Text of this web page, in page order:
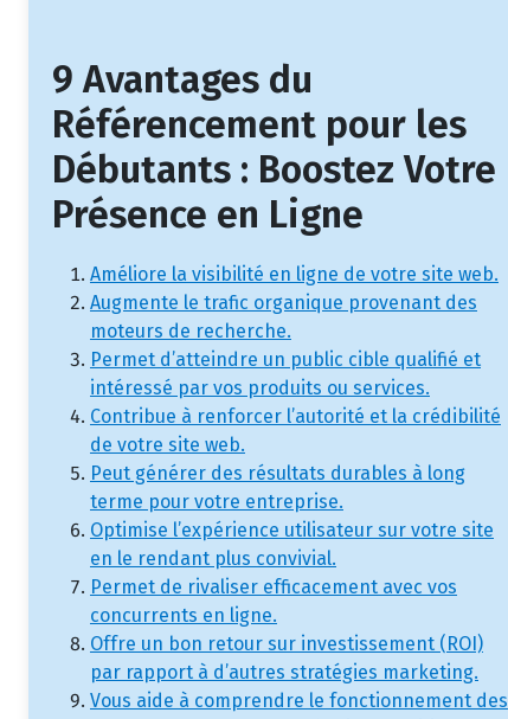
9 Avantages du
Référencement pour les
Débutants : Boostez Votre
Présence en Ligne
Améliore la visibilité en ligne de votre site web.
Augmente le trafic organique provenant des
moteurs de recherche.
Permet d’atteindre un public cible qualifié et
intéressé par vos produits ou services.
Contribue à renforcer l’autorité et la crédibilité
de votre site web.
Peut générer des résultats durables à long
terme pour votre entreprise.
Optimise l’expérience utilisateur sur votre site
en le rendant plus convivial.
Permet de rivaliser efficacement avec vos
concurrents en ligne.
Offre un bon retour sur investissement (ROI)
par rapport à d’autres stratégies marketing.
Vous aide à comprendre le fonctionnement des